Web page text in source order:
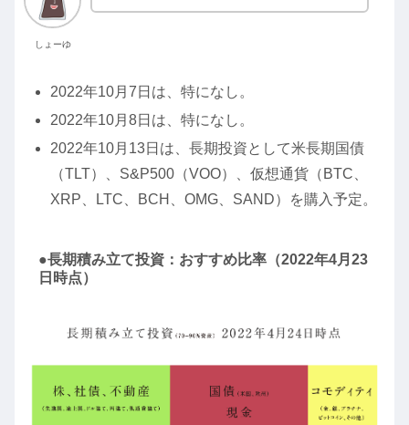
しょーゆ
2022年10月7日は、特になし。
2022年10月8日は、特になし。
2022年10月13日は、長期投資として米長期国債
（TLT）、S&P500（VOO）、仮想通貨（BTC、
XRP、LTC、BCH、OMG、SAND）を購入予定。
●長期積み立て投資：おすすめ比率（2022年4月23
日時点）